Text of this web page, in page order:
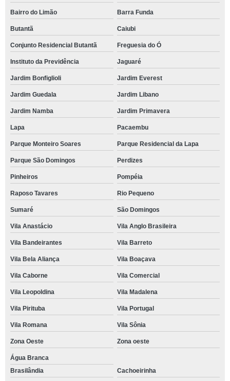
Bairro do Limão Barra Funda
Butantã Caiubi
Conjunto Residencial Butantã Freguesia do Ó
Instituto da Previdência Jaguaré
Jardim Bonfiglioli Jardim Everest
Jardim Guedala Jardim Libano
Jardim Namba Jardim Primavera
Lapa Pacaembu
Parque Monteiro Soares Parque Residencial da Lapa
Parque São Domingos Perdizes
Pinheiros Pompéia
Raposo Tavares Rio Pequeno
Sumaré São Domingos
Vila Anastácio Vila Anglo Brasileira
Vila Bandeirantes Vila Barreto
Vila Bela Aliança Vila Boaçava
Vila Caborne Vila Comercial
Vila Leopoldina Vila Madalena
Vila Pirituba Vila Portugal
Vila Romana Vila Sônia
Zona Oeste Zona oeste
Água Branca
Brasilândia
Cachoeirinha